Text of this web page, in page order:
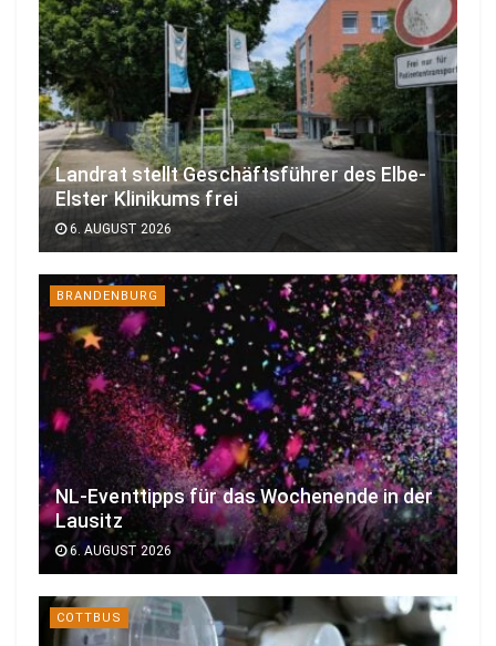
Landrat stellt Geschäftsführer des Elbe-
Elster Klinikums frei
6. AUGUST 2026
BRANDENBURG
NL-Eventtipps für das Wochenende in der
Lausitz
6. AUGUST 2026
COTTBUS